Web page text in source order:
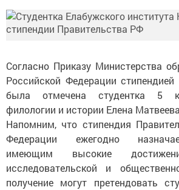
Согласно Приказу Министерства
Российской Федерации
была отмечена студентка 5
филологии и истории Елена
Напомним, что стипендия
Федерации ежегодно
имеющим высокие
исследовательской и
получение могут претендовать